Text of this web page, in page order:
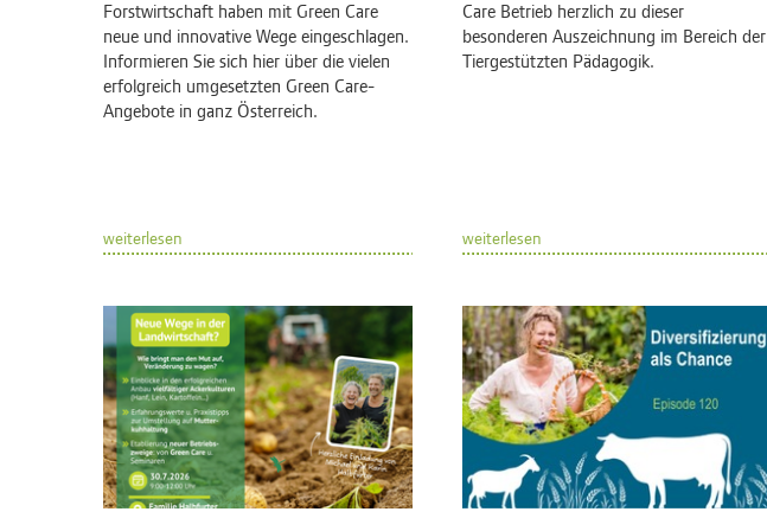
Forstwirtschaft haben mit Green Care
neue und innovative Wege eingeschlagen.
Informieren Sie sich hier über die vielen
erfolgreich umgesetzten Green Care-
Angebote in ganz Österreich.
weiterlesen
Care Betrieb herzlich zu dieser
besonderen Auszeichnung im Bereich der
Tiergestützten Pädagogik.
weiterlesen